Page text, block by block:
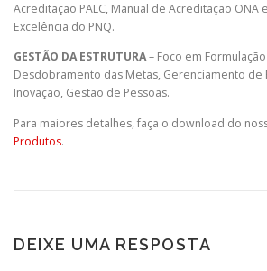
Acreditação PALC, Manual de Acreditação ONA
Excelência do PNQ.
GESTÃO DA ESTRUTURA– Foco em
Desdobramento das Metas, Gerenciamento de
Inovação, Gestão de Pessoas.
Para maiores detalhes, faça o download do
Produtos.
DEIXE UMA RESPOSTA